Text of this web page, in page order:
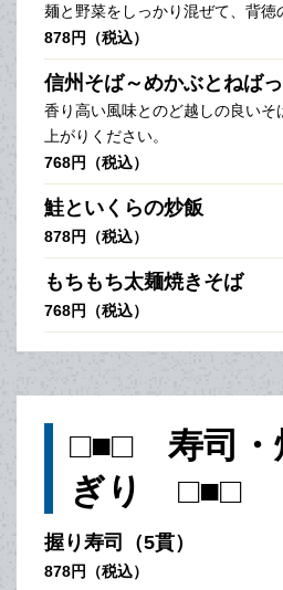
麺と野菜をしっかり混ぜて、背徳
878円（税込）
信州そば～めかぶとねば
香り高い風味とのど越しの良いそ
上がりください。
768円（税込）
鮭といくらの炒飯
878円（税込）
もちもち太麺焼きそば
768円（税込）
□■□ 寿司・
ぎり □■□
握り寿司（5貫）
878円（税込）